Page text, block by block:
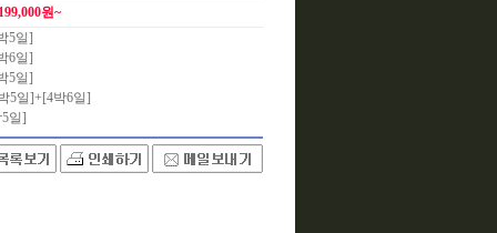
원~
5일]
6일]
5일]
5일]+[4박6일]
일]